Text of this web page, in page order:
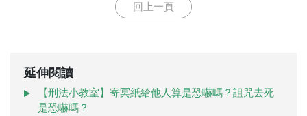
回上一頁
延伸閱讀
【刑法小教室】寄冥紙給他人算是恐嚇嗎？詛咒去死
是恐嚇嗎？